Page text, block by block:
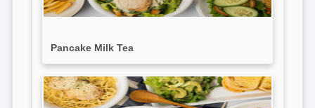
Pancake Milk Tea